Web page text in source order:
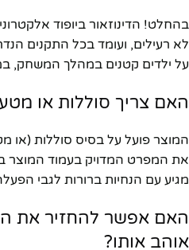
בהחלט! הדינוזאור ביופוד
לא רעילים, ועומד בכל התקנים
על ילדים קטנים במהלך המשחק,
האם צריך סוללות או
המוצר פועל על בסיס סוללות (או
את המפרט המדויק בעמוד המוצר
מגיע עם הנחיות ברורות לגבי
האם אפשר להחזיר את
אוהב אותו?